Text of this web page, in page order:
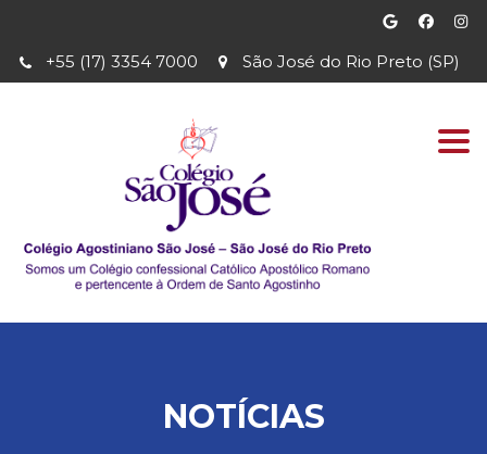
São José do Rio Preto (SP)
+55 (17) 3354 7000
NOTÍCIAS